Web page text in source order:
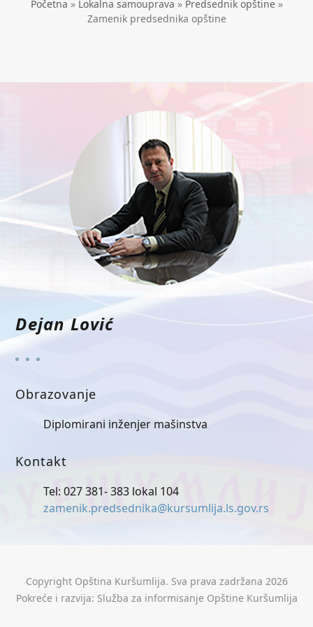
Početna » Lokalna samouprava » Predsednik opštine»
Zamenik predsednika opštine
Dejan Lović
Obrazovanje
Diplomirani inženjer mašinstva
Kontakt
Tel: 027 381- 383 lokal 104
zamenik.predsednika@kursumlija.ls.gov.rs
Copyright Opština Kuršumlija. Sva prava zadržana 2026
Pokreće i razvija: Služba za informisanje Opštine Kuršumlija